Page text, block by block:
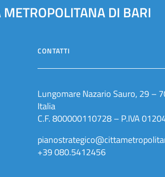
DI BARI
CONTATTI
Lungomare Nazario Sauro, 29 –
Italia
C.F. 800000110728 – P.IVA
+39 080.5412456